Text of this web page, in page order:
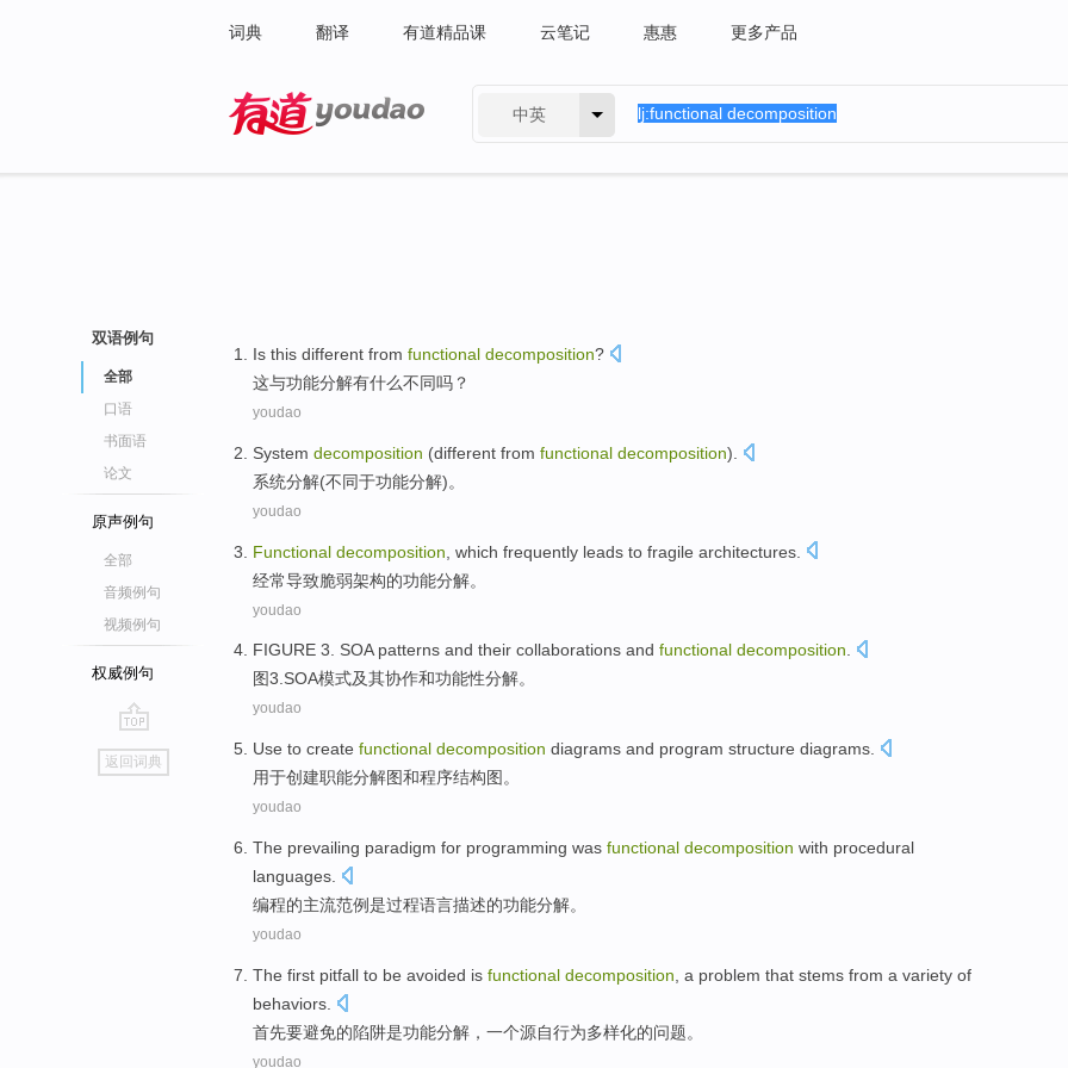
词典 翻译 有道精品课 云笔记 惠惠 更多产品
中英
双语例句
全部
口语
书面语
论文
原声例句
全部
音频例句
视频例句
权威例句
go
top
返回词典
Is this different from functional decomposition?
这与功能分解有什么不同吗？
youdao
System decomposition (different from functional decomposition).
系统分解(不同于功能分解)。
youdao
Functional decomposition , which frequently leads to fragile architectures
经常导致脆弱架构的功能分解。
youdao
FIGURE 3. SOA patterns and their collaborations and functional decomposition.
图3.SOA模式及其协作和功能性分解。
youdao
Use to create functional decomposition diagrams and program structure diagrams
用于创建职能分解图和程序结构图 。
youdao
The prevailing paradigm for programming was functional decomposition with procedural
languages
编程的主流范例是过程语言描述的功能分解。
youdao
The first pitfall to be avoided is functional decomposition a problem that stems from a variety of
behaviors
首先要避免的陷阱是功能分解 ， 一个源自行为多样化的问题。
youdao